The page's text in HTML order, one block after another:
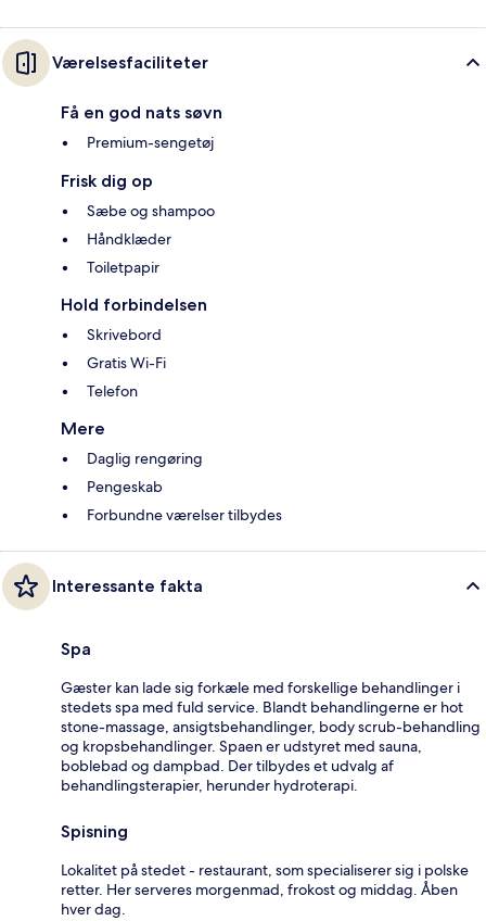
Værelsesfaciliteter
Få en god nats søvn
Premium-sengetøj
Frisk dig op
Sæbe og shampoo
Håndklæder
Toiletpapir
Hold forbindelsen
Skrivebord
Gratis Wi-Fi
Telefon
Mere
Daglig rengøring
Pengeskab
Forbundne værelser tilbydes
Interessante fakta
Spa
Gæster kan lade sig forkæle med forskellige behandlinger i
stedets spa med fuld service. Blandt behandlingerne er hot
stone-massage, ansigtsbehandlinger, body scrub-behandling
og kropsbehandlinger. Spaen er udstyret med sauna,
boblebad og dampbad. Der tilbydes et udvalg af
behandlingsterapier, herunder hydroterapi.
Spisning
Lokalitet på stedet - restaurant, som specialiserer sig i polske
retter. Her serveres morgenmad, frokost og middag. Åben
hver dag.